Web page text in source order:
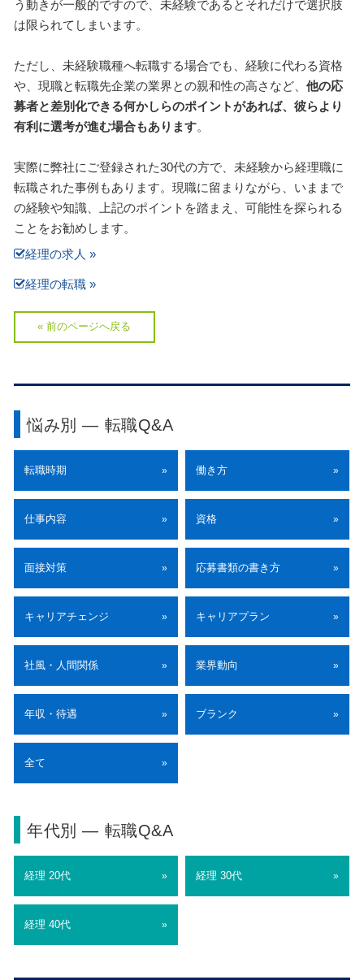
う動きが一般的ですので、未経験であるとそれだけで選択肢
は限られてしまいます。
ただし、未経験職種へ転職する場合でも、経験に代わる資格
や、現職と転職先企業の業界との親和性の高さなど、 他の応
募者と差別化できる何かしらのポイントがあれば、彼らより
有利に選考が進む場合もあります。
実際に弊社にご登録された30代の方で、未経験から経理職に
転職された事例もあります。現職に留まりながら、いままで
の経験や知識、上記のポイントを踏まえ、可能性を探られる
ことをお勧めします。
経理の求人 »
経理の転職 »
« 前のページへ戻る
悩み別 ― 転職Q&A
転職時期 » 働き方 »
仕事内容 » 資格 »
面接対策 » 応募書類の書き方 »
キャリアチェンジ » キャリアプラン »
社風・人間関係 » 業界動向 »
年収・待遇 » ブランク »
全て »
年代別 ― 転職Q&A
経理 20代 » 経理 30代 »
経理 40代 »